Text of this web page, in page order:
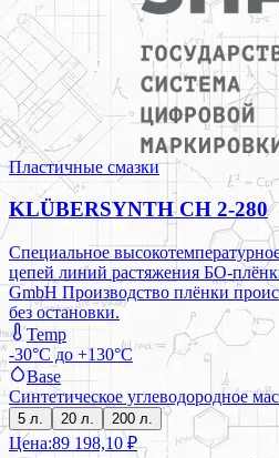
Пластичные смазки
KLÜBERSYNTH CH 2-280
Специальное
цепей линий растяжения БО-
GmbH Производство плёнки
без остановки.
Temp
-30°C до +130°C
Base
Синтетическое углеводородное
5 л. 20 л. 200 л.
Цена:89 198,10 ₽